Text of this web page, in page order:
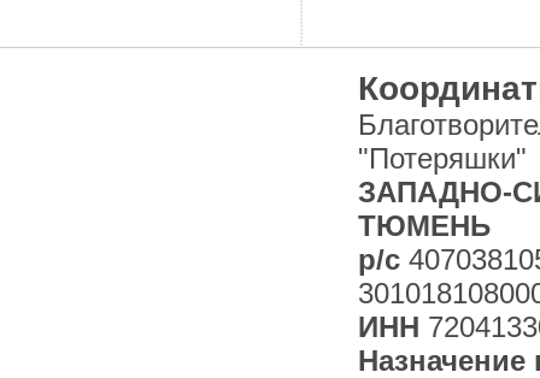
"Потеряшки"
ЗАПАДНО-
ТЮМЕНЬ
р/с
ИНН
Назначение